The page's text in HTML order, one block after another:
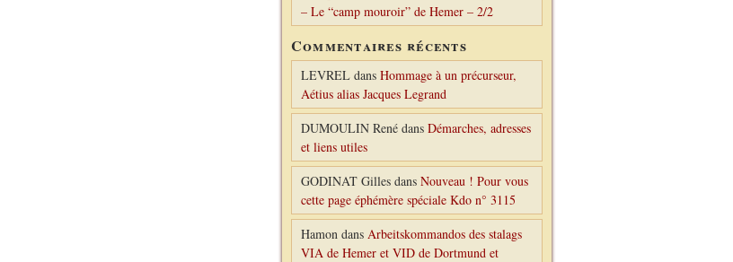
– Le “camp mouroir” de Hemer – 2/2
Commentaires récents
LEVREL dans Hommage à un précurseur,
Aétius alias Jacques Legrand
DUMOULIN René dans Démarches, adresses
et liens utiles
GODINAT Gilles dans Nouveau ! Pour vous
cette page éphémère spéciale Kdo n° 3115
Hamon dans Arbeitskommandos des stalags
VIA de Hemer et VID de Dortmund et